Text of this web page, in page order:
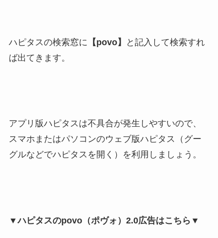
ハピタスの検索窓に 【povo】
と記入して検索すれ
ば出てきます。
アプリ版ハピタスは不具合が発生しやすいので、
スマホまたはパソコンのウェブ版ハピタス（グー
グルなどでハピタスを開く）を利用しましょう。
▼ハピタスのpovo（ポヴォ）2.0広告はこちら▼